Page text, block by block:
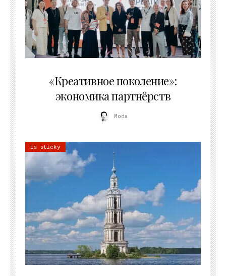
«Креативное поколение»:
экономика партнёрств
Moda
is sticky